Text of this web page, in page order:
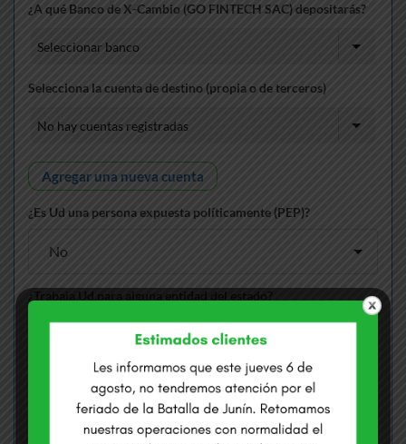
¿A qué Banco de X-Cambio (GO FINTECH SAC) depositarás?
Selecciona la cuenta de destino (propia o de terceros)
Agregar una nueva cuenta
¿Es Ud una persona expuesta políticamente (PEP)?
COMPRAMOS USD VENDEMOS USD